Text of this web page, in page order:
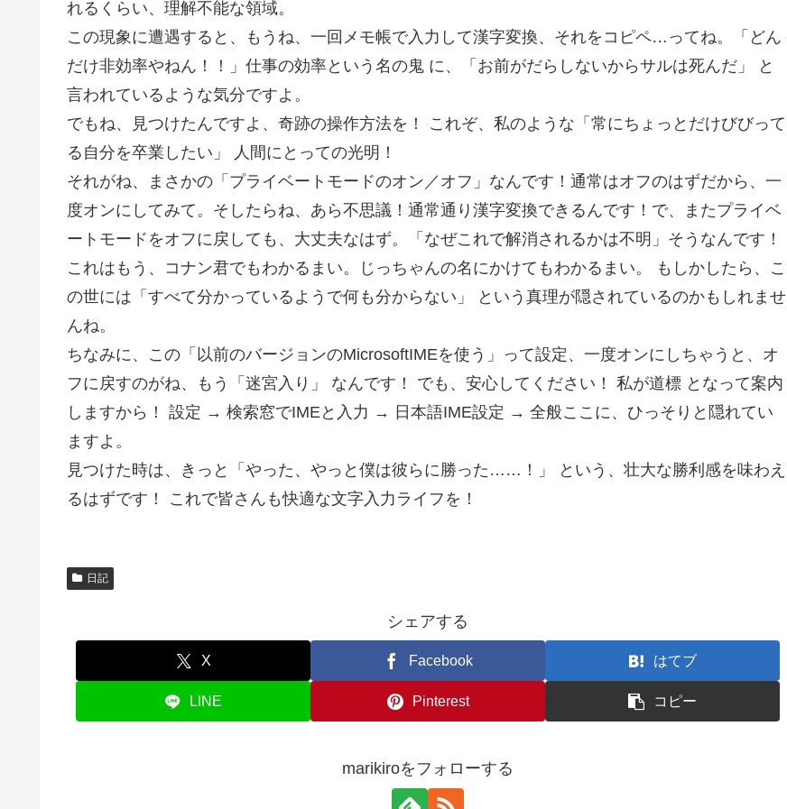
れるくらい、理解不能な領域。
この現象に遭遇すると、もうね、一回メモ帳で入力して漢字変換、それをコピペ…ってね。「どん
だけ非効率やねん！！」仕事の効率という名の鬼 に、「お前がだらしないからサルは死んだ」 と
言われているような気分ですよ。
でもね、見つけたんですよ、奇跡の操作方法を！ これぞ、私のような「常にちょっとだけびびって
る自分を卒業したい」 人間にとっての光明！
それがね、まさかの「プライベートモードのオン／オフ」なんです！通常はオフのはずだから、一
度オンにしてみて。そしたらね、あら不思議！通常通り漢字変換できるんです！で、またプライベ
ートモードをオフに戻しても、大丈夫なはず。「なぜこれで解消されるかは不明」そうなんです！
これはもう、コナン君でもわかるまい。じっちゃんの名にかけてもわかるまい。 もしかしたら、こ
の世には「すべて分かっているようで何も分からない」 という真理が隠されているのかもしれませ
んね。
ちなみに、この「以前のバージョンのMicrosoftIMEを使う」って設定、一度オンにしちゃうと、オ
フに戻すのがね、もう「迷宮入り」 なんです！ でも、安心してください！ 私が道標 となって案内
しますから！ 設定 → 検索窓でIMEと入力 → 日本語IME設定 → 全般ここに、ひっそりと隠れてい
ますよ。
見つけた時は、きっと「やった、やっと僕は彼らに勝った……！」 という、壮大な勝利感を味わえ
るはずです！ これで皆さんも快適な文字入力ライフを！
日記
シェアする
X Facebook はてブ
LINE Pinterest コピー
marikiroをフォローする